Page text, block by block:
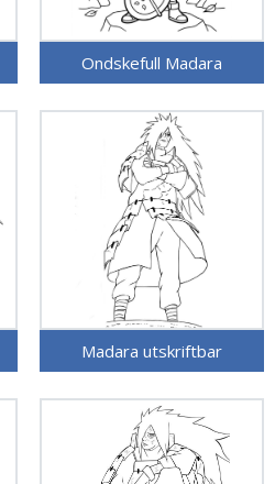
Ondskefull Madara
Madara utskriftbar